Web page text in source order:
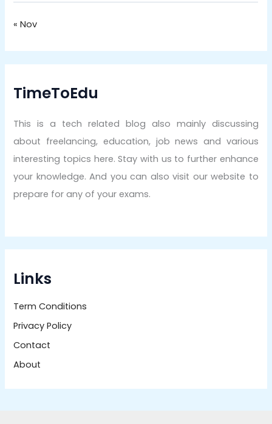
« Nov
TimeToEdu
This is a tech related blog also mainly discussing
about freelancing, education, job news and various
interesting topics here. Stay with us to further enhance
your knowledge. And you can also visit our website to
prepare for any of your exams.
Links
Term Conditions
Privacy Policy
Contact
About